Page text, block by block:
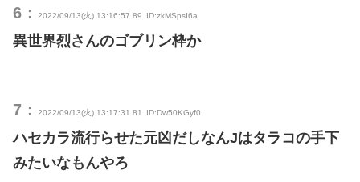
6： 2022/09/13(火) 13:16:57.89 ID:zkMSpsI6a
異世界烈さんのゴブリン枠か
7： 2022/09/13(火) 13:17:31.81 ID:Dw50KGyf0
ハセカラ流行らせた元凶だしなんJはタラコの手下
みたいなもんやろ